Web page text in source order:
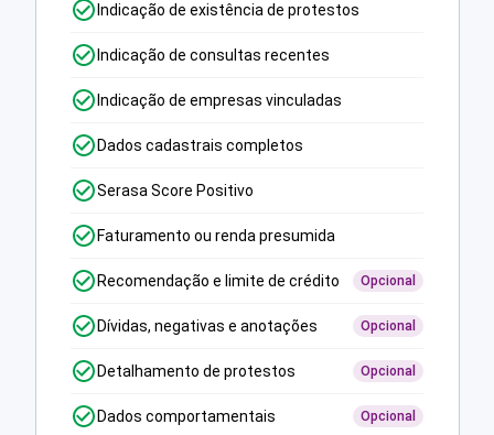
Indicação de existência de protestos
Indicação de consultas recentes
Indicação de empresas vinculadas
Dados cadastrais completos
Serasa Score Positivo
Faturamento ou renda presumida
Recomendação e limite de crédito Opcional
Dívidas, negativas e anotações Opcional
Detalhamento de protestos Opcional
Dados comportamentais Opcional